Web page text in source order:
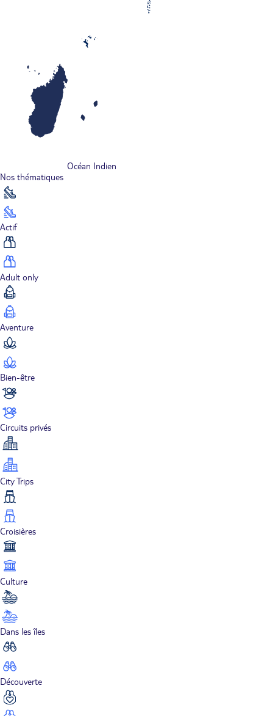
Océan Indien
Nos thématiques
Actif
Adult only
Aventure
Bien-être
Circuits privés
City Trips
Croisières
Culture
Dans les îles
Découverte